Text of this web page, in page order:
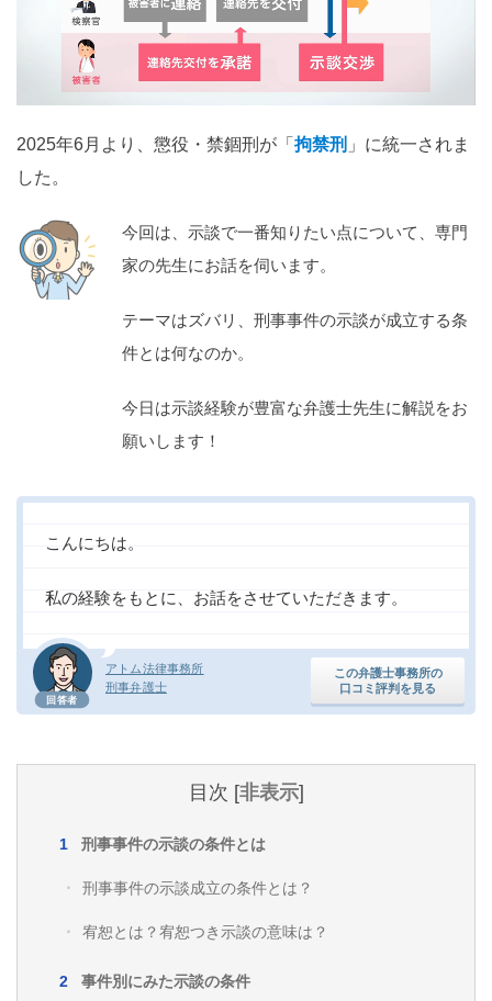
静岡 愛知 三重
中国
四国
徳島
相談内容から探す
痴漢
窃盗 詐欺 逮捕
2025年6月より、懲役・禁錮刑が「 拘禁刑 」に統一されま
した。
今回は、示談で一番知りたい点について、専門
家の先生にお話を伺います。
テーマはズバリ、刑事事件の示談が成立する条
件とは何なのか。
今日は示談経験が豊富な弁護士先生に解説をお
願いします！
回答者
アトム法律事務所
刑事弁護士
この弁護士事務所の
口コミ評判を見る
こんにちは。
私の経験をもとに、お話をさせていただきます。
目次 [非表示]
刑事事件の示談の条件とは
刑事事件の示談成立の条件とは？
宥恕とは？宥恕つき示談の意味は？
事件別にみた示談の条件